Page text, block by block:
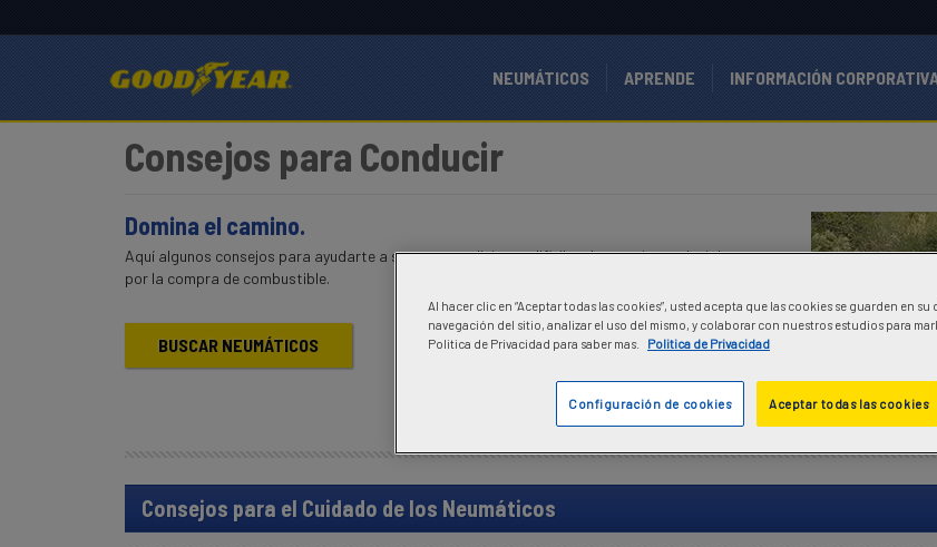
NEUMÁTICOS APRENDE INFORMACIÓN
Consejos para Conducir
Domina el camino.
Aquí algunos consejos para ayudarte a superar condiciones difíciles de manejo y reducir los costos
por la compra de combustible.
BUSCAR NEUMÁTICOS
Consejos para el Cuidado de los Neumáticos
Al hacer clic en “Aceptar todas las cookies”, usted acepta que las cookies se guarden en
navegación del sitio, analizar el uso del mismo, y colaborar con nuestros estudios para
Politica de Privacidad para saber mas.
Politica de Privacidad
Aceptar todas las cookies
Configuración de cookies